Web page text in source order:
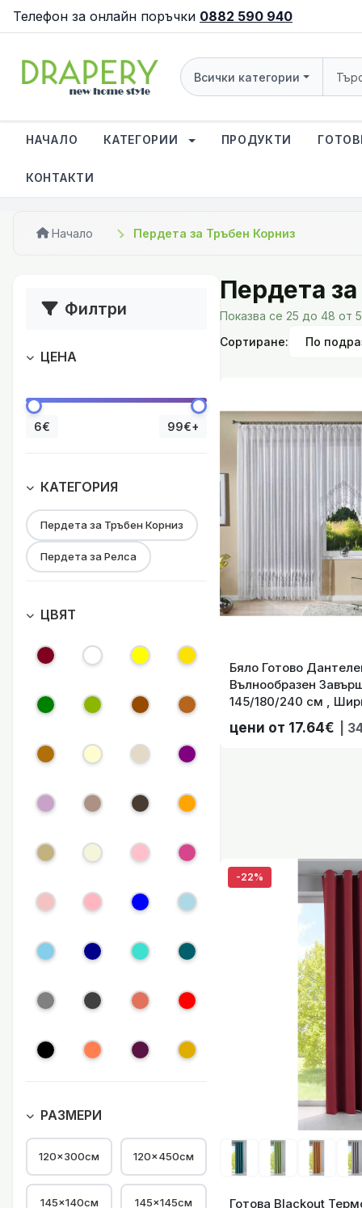
Телефон за онлайн поръчки 0882 590 940
Всички категории
НАЧАЛО КАТЕГОРИИ ПРОДУКТИ
КОНТАКТИ
Начало Пердета за Тръбен Корниз
Филтри
ЦЕНА
6€ 99€+
КАТЕГОРИЯ
Пердета за Тръбен Корниз
Пердета за Релса
ЦВЯТ
РАЗМЕРИ
120×300см 120×450см
145×140см 145×145см
Пердета
Показва се 25 до 48 от
Сортиране:
Бяло Готово
Вълнообразен
145/180/240 см ,
см , код-13114
цени от 17.64€ |
-22%
Готова Blackout
Бяло
Бяло Готово
Готова Blackout
Готова Blackout